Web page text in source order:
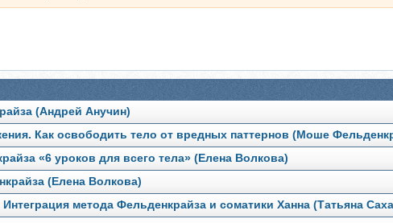
(Андрей Анучин)
Как освободить тело от вредных паттернов (Моше
«6 уроков для всего тела» (Елена Волкова)
(Елена Волкова)
метода Фельденкрайза и соматики Ханна (Татьяна